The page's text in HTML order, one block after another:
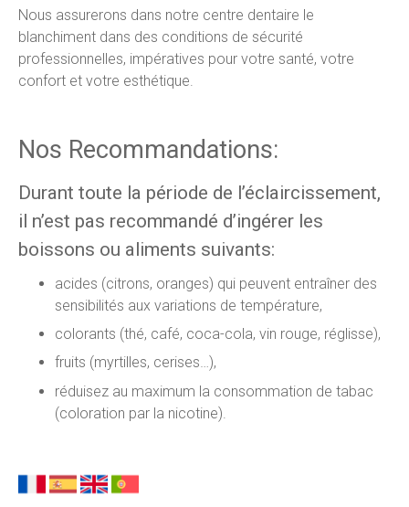
Nous assurerons dans notre centre dentaire le
blanchiment dans des conditions de sécurité
professionnelles, impératives pour votre santé, votre
confort et votre esthétique.
Nos Recommandations:
Durant toute la période de l’éclaircissement,
il n’est pas recommandé d’ingérer les
boissons ou aliments suivants:
acides (citrons, oranges) qui peuvent entraîner des
sensibilités aux variations de température,
colorants (thé, café, coca-cola, vin rouge, réglisse),
fruits (myrtilles, cerises…),
réduisez au maximum la consommation de tabac
(coloration par la nicotine).